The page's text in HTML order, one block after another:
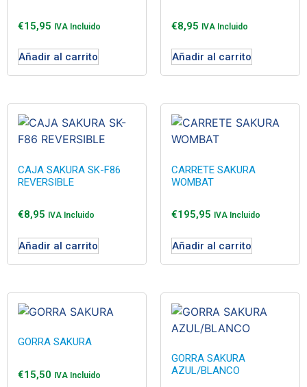
€15,95 IVA Incluido
Añadir al carrito
€8,95 IVA Incluido
Añadir al carrito
CAJA SAKURA SK-F86
REVERSIBLE
€8,95 IVA Incluido
Añadir al carrito
CARRETE SAKURA
WOMBAT
€195,95 IVA Incluido
Añadir al carrito
GORRA SAKURA
€15,50 IVA Incluido
GORRA SAKURA
AZUL/BLANCO